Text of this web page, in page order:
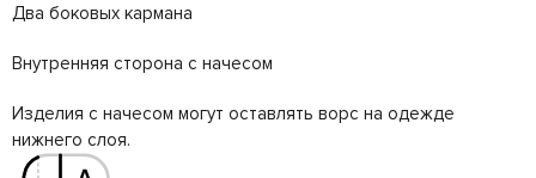
Два боковых кармана
Внутренняя сторона с начесом
Изделия с начесом могут оставлять ворс на одежде
нижнего слоя.